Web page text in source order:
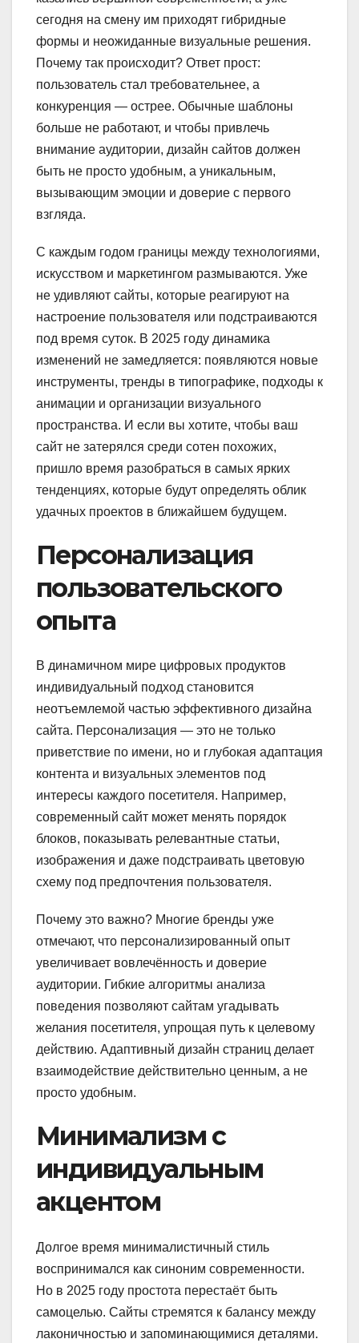
сегодня на смену им приходят гибридные
формы и неожиданные визуальные решения.
Почему так происходит? Ответ прост:
пользователь стал требовательнее, а
конкуренция — острее. Обычные шаблоны
больше не работают, и чтобы привлечь
внимание аудитории, дизайн сайтов должен
быть не просто удобным, а уникальным,
вызывающим эмоции и доверие с первого
взгляда.
С каждым годом границы между технологиями,
искусством и маркетингом размываются. Уже
не удивляют сайты, которые реагируют на
настроение пользователя или подстраиваются
под время суток. В 2025 году динамика
изменений не замедляется: появляются новые
инструменты, тренды в типографике, подходы к
анимации и организации визуального
пространства. И если вы хотите, чтобы ваш
сайт не затерялся среди сотен похожих,
пришло время разобраться в самых ярких
тенденциях, которые будут определять облик
удачных проектов в ближайшем будущем.
Персонализация
пользовательского
опыта
В динамичном мире цифровых продуктов
индивидуальный подход становится
неотъемлемой частью эффективного дизайна
сайта. Персонализация — это не только
приветствие по имени, но и глубокая адаптация
контента и визуальных элементов под
интересы каждого посетителя. Например,
современный сайт может менять порядок
блоков, показывать релевантные статьи,
изображения и даже подстраивать цветовую
схему под предпочтения пользователя.
Почему это важно? Многие бренды уже
отмечают, что персонализированный опыт
увеличивает вовлечённость и доверие
аудитории. Гибкие алгоритмы анализа
поведения позволяют сайтам угадывать
желания посетителя, упрощая путь к целевому
действию. Адаптивный дизайн страниц делает
взаимодействие действительно ценным, а не
просто удобным.
Минимализм с
индивидуальным
акцентом
Долгое время минималистичный стиль
воспринимался как синоним современности.
Но в 2025 году простота перестаёт быть
самоцелью. Сайты стремятся к балансу между
лаконичностью и запоминающимися деталями.